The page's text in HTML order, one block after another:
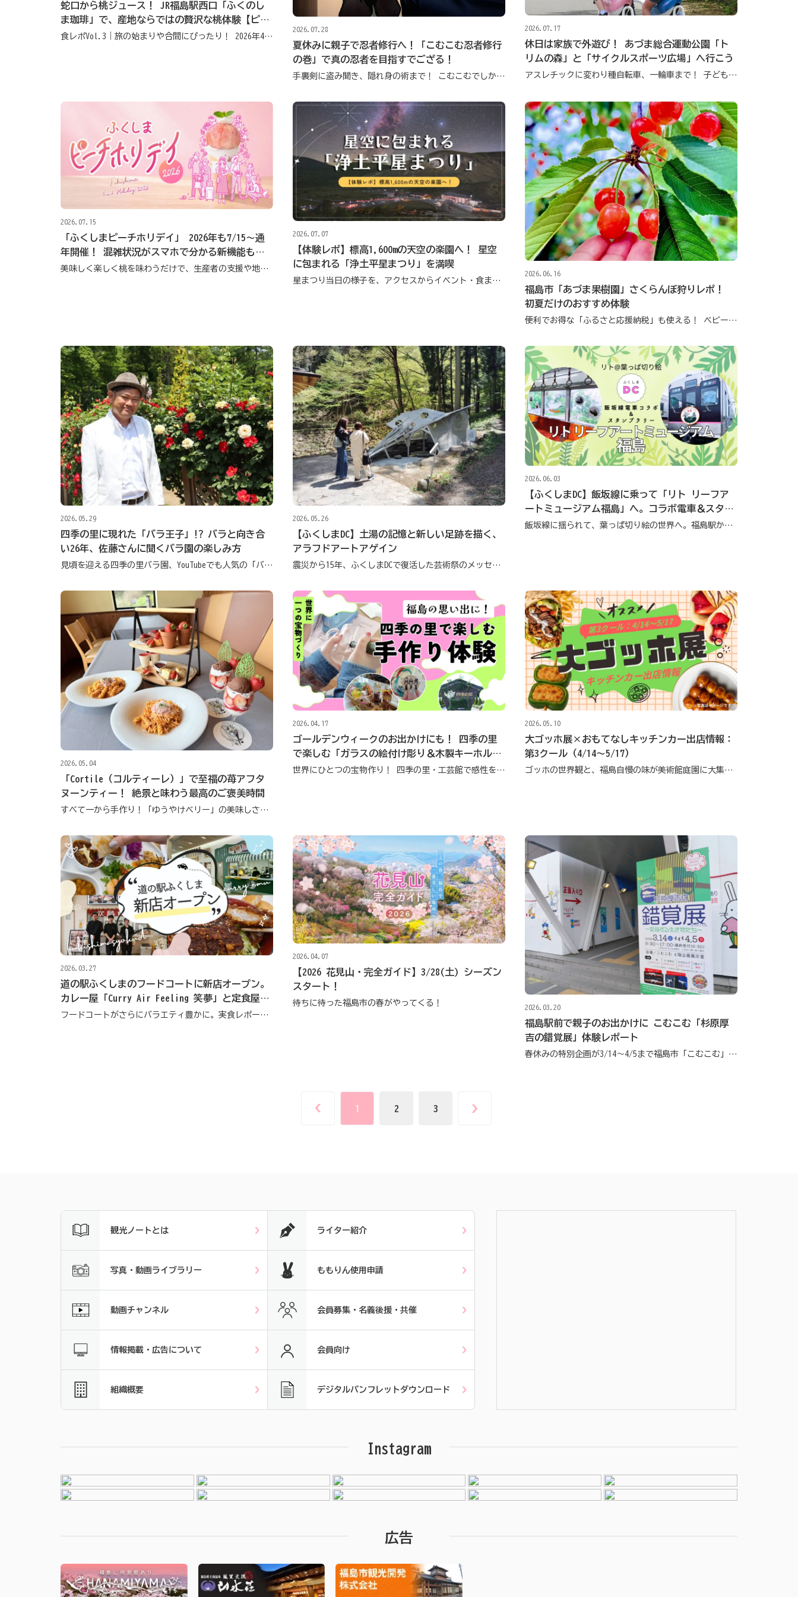
蛇口から桃ジュース！ JR福島駅西口「ふくのし
ま珈琲」で、産地ならではの贅沢な桃体験【ピー
チホリデイ2026】
食レポVol.3｜旅の始まりや合間にぴったり！ 2026年4月オープンの注目カフェで楽しむ、ひんやり甘い桃ジュース
2026.07.28
夏休みに親子で忍者修行へ！「こむこむ忍者修行
の巻」で真の忍者を目指すでござる！
手裏剣に盗み聞き、隠れ身の術まで！ こむこむでしか体験できないオリジナル企画に挑戦
2026.07.17
休日は家族で外遊び！ あづま総合運動公園「ト
リムの森」と「サイクルスポーツ広場」へ行こう
アスレチックに変わり種自転車、一輪車まで！ 子どもも大人も夢中になれる人気スポット
2026.07.15
「ふくしまピーチホリデイ」 2026年も7/15～通
年開催！ 混雑状況がスマホで分かる新機能も導
入
美味しく楽しく桃を味わうだけで、生産者の支援や地域課題解消に繋がるキャンペーン
2026.07.07
【体験レポ】標高1,600mの天空の楽園へ！ 星空
に包まれる「浄土平星まつり」を満喫
星まつり当日の様子を、アクセスからイベント・食まで詳しくレポート！
2026.06.16
福島市「あづま果樹園」さくらんぼ狩りレポ！
初夏だけのおすすめ体験
便利でお得な「ふるさと応援納税」も使える！ ベビーカー・車いすでも安心して行ける果樹園
2026.05.29
四季の里に現れた「バラ王子」!? バラと向き合
い26年、佐藤さんに聞くバラ園の楽しみ方
見頃を迎える四季の里バラ園、YouTubeでも人気の「バラ王子」が語る、バラの魅力
2026.05.26
【ふくしまDC】土湯の記憶と新しい足跡を描く、
アラフドアートアゲイン
震災から15年、ふくしまDCで復活した芸術祭のメッセージ
2026.06.03
【ふくしまDC】飯坂線に乗って「リト リーフア
ートミュージアム福島」へ。コラボ電車＆スタン
プラリー
飯坂線に揺られて、葉っぱ切り絵の世界へ。福島駅から楽しむスタンプラリー体験
2026.05.04
「Cortile（コルティーレ）」で至福の苺アフタ
ヌーンティー！ 絶景と味わう最高のご褒美時間
すべて一から手作り！「ゆうやけベリー」の美味しさと職人技が織りなす、未来へ繋がる美味しい循環
2026.04.17
ゴールデンウィークのお出かけにも！ 四季の里
で楽しむ「ガラスの絵付け彫り＆木製キーホルダ
ー」
世界にひとつの宝物作り！ 四季の里・工芸館で感性をみがく手作り体験
2026.05.10
大ゴッホ展×おもてなしキッチンカー出店情報：
第3クール（4/14〜5/17）
ゴッホの世界観と、福島自慢の味が美術館庭園に大集合！
2026.03.27
道の駅ふくしまのフードコートに新店オープン。
カレー屋「Curry Air Feeling 笑夢」と定食屋
「吹島食堂」
フードコートがさらにバラエティ豊かに。実食レポートでご紹介
2026.04.07
【2026 花見山・完全ガイド】3/28(土) シーズン
スタート！
待ちに待った福島市の春がやってくる！
2026.03.20
福島駅前で親子のお出かけに こむこむ「杉原厚
吉の錯覚展」体験レポート
春休みの特別企画が3/14～4/5まで福島市「こむこむ」で開催中
1 2 3
観光ノートとは
写真・動画ライブラリー
動画チャンネル
情報掲載・広告について
組織概要
ライター紹介
ももりん使用申請
会員募集・名義後援・共催
会員向け
デジタルパンフレットダウンロード
Instagram
広告